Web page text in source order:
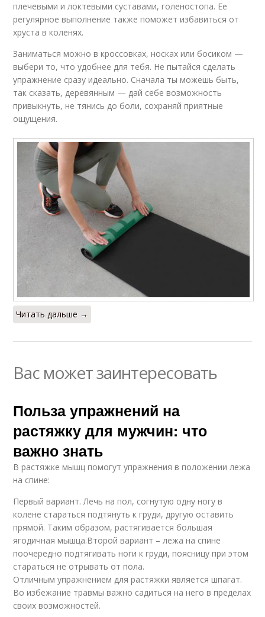
Ноги на растяжку
растяжку
плечевыми и локтевыми суставами, голеностопа. Ее
регулярное выполнение также поможет избавиться от
хруста в коленях.
Заниматься можно в кроссовках, носках или босиком —
выбери то, что удобнее для тебя. Не пытайся сделать
упражнение сразу идеально. Сначала ты можешь быть,
так сказать, деревянным — дай себе возможность
привыкнуть, не тянись до боли, сохраняй приятные
ощущения.
Читать дальше →
Вас может заинтересовать
Польза упражнений на
растяжку для мужчин: что
важно знать
В растяжке мышц помогут упражнения в положении лежа
на спине:
Первый вариант. Лечь на пол, согнутую одну ногу в
колене стараться подтянуть к груди, другую оставить
прямой. Таким образом, растягивается большая
ягодичная мышца.Второй вариант – лежа на спине
поочередно подтягивать ноги к груди, поясницу при этом
стараться не отрывать от пола.
Отличным упражнением для растяжки является шпагат.
Во избежание травмы важно садиться на него в пределах
своих возможностей.